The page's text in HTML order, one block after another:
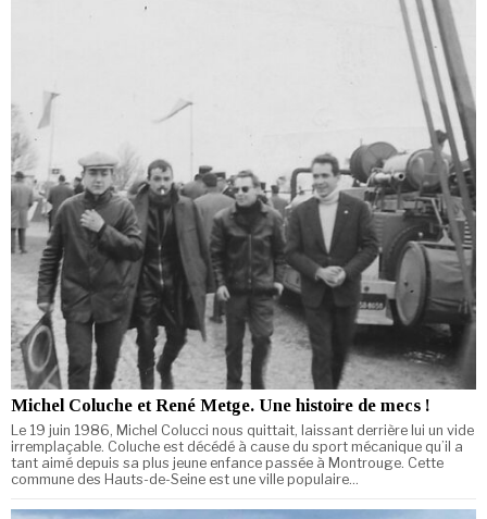
Michel Coluche et René Metge. Une histoire de mecs !
Le 19 juin 1986, Michel Colucci nous quittait, laissant derrière lui un vide
irremplaçable. Coluche est décédé à cause du sport mécanique qu’il a
tant aimé depuis sa plus jeune enfance passée à Montrouge. Cette
commune des Hauts-de-Seine est une ville populaire…